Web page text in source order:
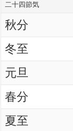
二十四節気
秋分
冬至
元旦
春分
夏至